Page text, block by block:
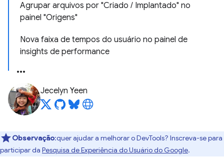
Agrupar arquivos por "Criado / Implantado" no
painel "Origens"
Nova faixa de tempos do usuário no painel de
insights de performance
Jecelyn Yeen
Observação:quer ajudar a melhorar o DevTools? Inscreva-se para
participar da Pesquisa de Experiência do Usuário do Google.